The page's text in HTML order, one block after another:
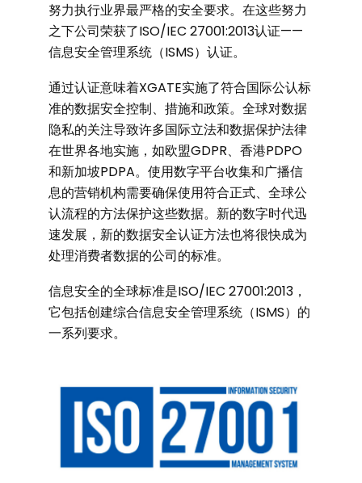
努力执行业界最严格的安全要求。在这些努力
之下公司荣获了ISO/IEC 27001:2013认证——
信息安全管理系统（ISMS）认证。
通过认证意味着XGATE实施了符合国际公认标
准的数据安全控制、措施和政策。全球对数据
隐私的关注导致许多国际立法和数据保护法律
在世界各地实施，如欧盟GDPR、香港PDPO
和新加坡PDPA。使用数字平台收集和广播信
息的营销机构需要确保使用符合正式、全球公
认流程的方法保护这些数据。新的数字时代迅
速发展，新的数据安全认证方法也将很快成为
处理消费者数据的公司的标准。
信息安全的全球标准是ISO/IEC 27001:2013，
它包括创建综合信息安全管理系统（ISMS）的
一系列要求。